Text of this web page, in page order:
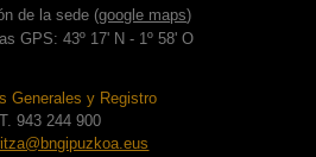
de la sede (google maps)
GPS: 43º 17' N - 1º 58' O
Generales y Registro
T. 943 244 900